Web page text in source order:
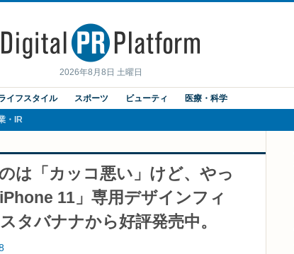
2026年8月8日 土曜日
イフスタイル スポーツ ビューティ 医療・科学
・IR
は「カッコ悪い」けど、やっ
11」専用デザインフィ
タバナナから好評発売中。